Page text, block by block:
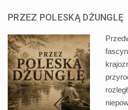
PRZEZ POLESKĄ DŻUNGLĘ